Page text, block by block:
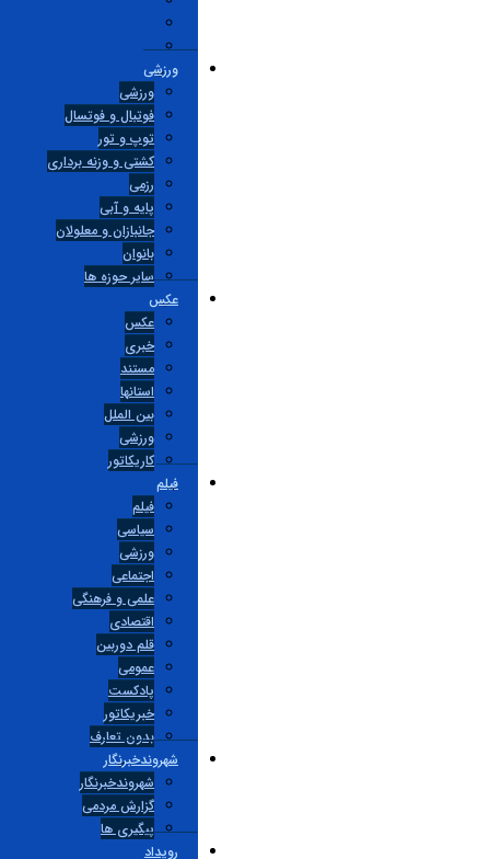
ورزشی
ورزشی
فوتبال و فوتسال
توپ و تور
کشتی و وزنه برداری
پایه و آبی
جانبازان و معلولان
بانوان
ساير حوزه ها
عکس
عکس
خبری
مستند
استانها
بین الملل
ورزشی
کاریکاتور
فیلم
سیاسی
ورزشی
اجتماعی
علمی و فرهنگی
اقتصادی
قلم دوربین
عمومی
پادکست
خبریکاتور
بدون تعارف
شهروندخبرنگار
شهروندخبرنگار
گزارش مردمی
پیگیری ها
رویداد